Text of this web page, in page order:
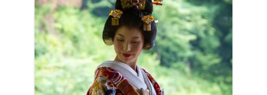
NOS BONNES ADRESSES